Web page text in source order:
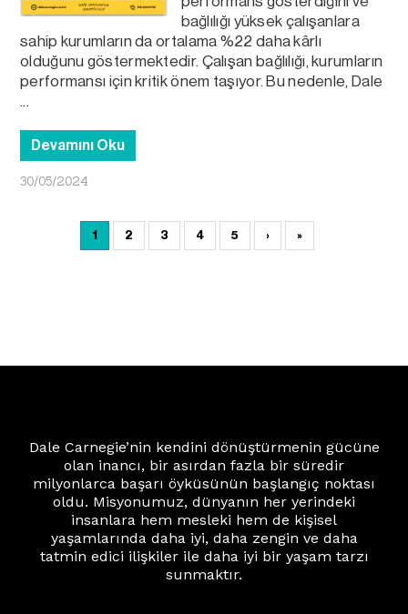
bağlılığı yüksek çalışanlara
sahip kurumların da ortalama %22 daha kârlı
olduğunu göstermektedir. Çalışan bağlılığı, kurumların
performansı için kritik önem taşıyor. Bu nedenle, Dale
...
Devamını Oku
30/05/2024
1 2 3 4 5 › »
Dale Carnegie’nin kendini dönüştürmenin gücüne
olan inancı, bir asırdan fazla bir süredir
milyonlarca başarı öyküsünün başlangıç noktası
oldu. Misyonumuz, dünyanın her yerindeki
insanlara hem mesleki hem de kişisel
yaşamlarında daha iyi, daha zengin ve daha
tatmin edici ilişkiler ile daha iyi bir yaşam tarzı
sunmaktır.